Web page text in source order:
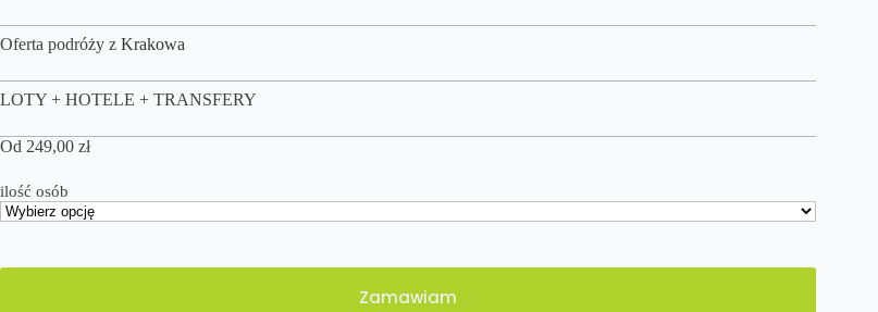
Oferta podróży z Krakowa
LOTY + HOTELE + TRANSFERY
Od 249,00 zł
ilość osób
Zamawiam